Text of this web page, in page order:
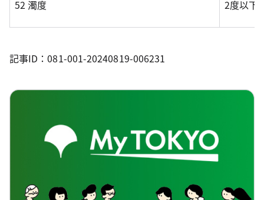
52 濁度 2度以下
記事ID：081-001-20240819-006231